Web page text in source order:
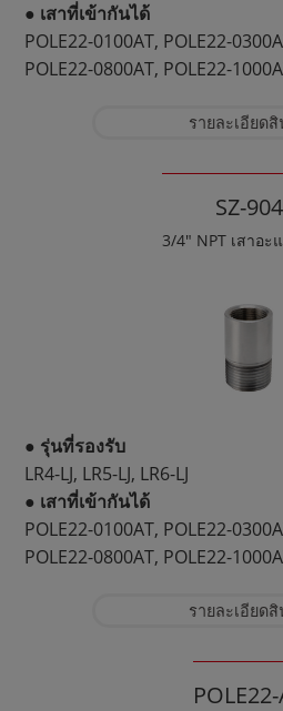
● เสาที่เข้ากันได้
POLE22-0100AT, POLE22-
POLE22-0800AT, POLE22-
รายละเอียด
SZ-904
3/4" NPT เสาอะ
● รุ่นที่รองรับ
LR4-LJ, LR5-LJ, LR6-LJ
● เสาที่เข้ากันได้
POLE22-0100AT, POLE22-
POLE22-0800AT, POLE22-
รายละเอียด